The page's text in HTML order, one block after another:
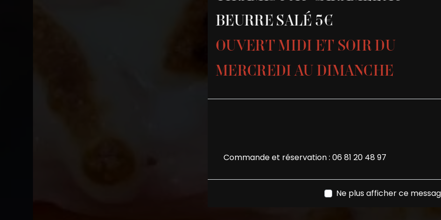
BEURRE SALÉ 5€
OUVERT MIDI ET SOIR DU
MERCREDI AU DIMANCHE
Commande et réservation : 06 81 20 48 97
Ne plus afficher ce